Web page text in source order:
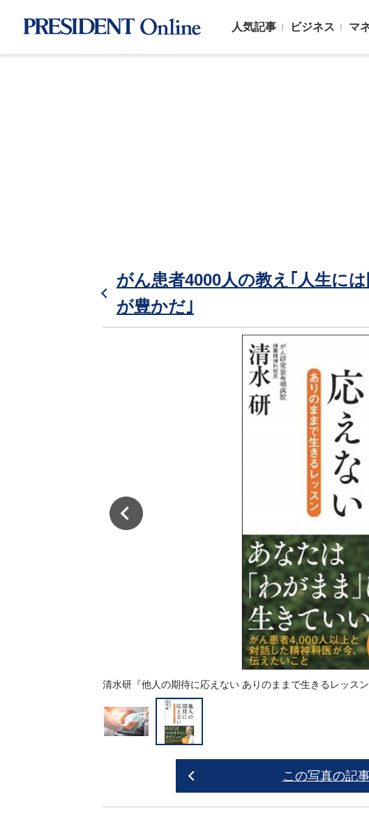
人気記事 ビジネス マ
がん患者4000人の教え｢人生に
が豊かだ｣
清水研『他人の期待に応えない ありのままで生きるレッスン
この写真の記